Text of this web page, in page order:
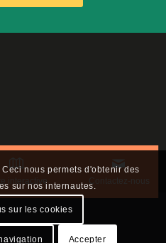
interactive Contactez-nous
nous permets d'obtenir des
sur nos internautes.
sur les cookies
Accepter